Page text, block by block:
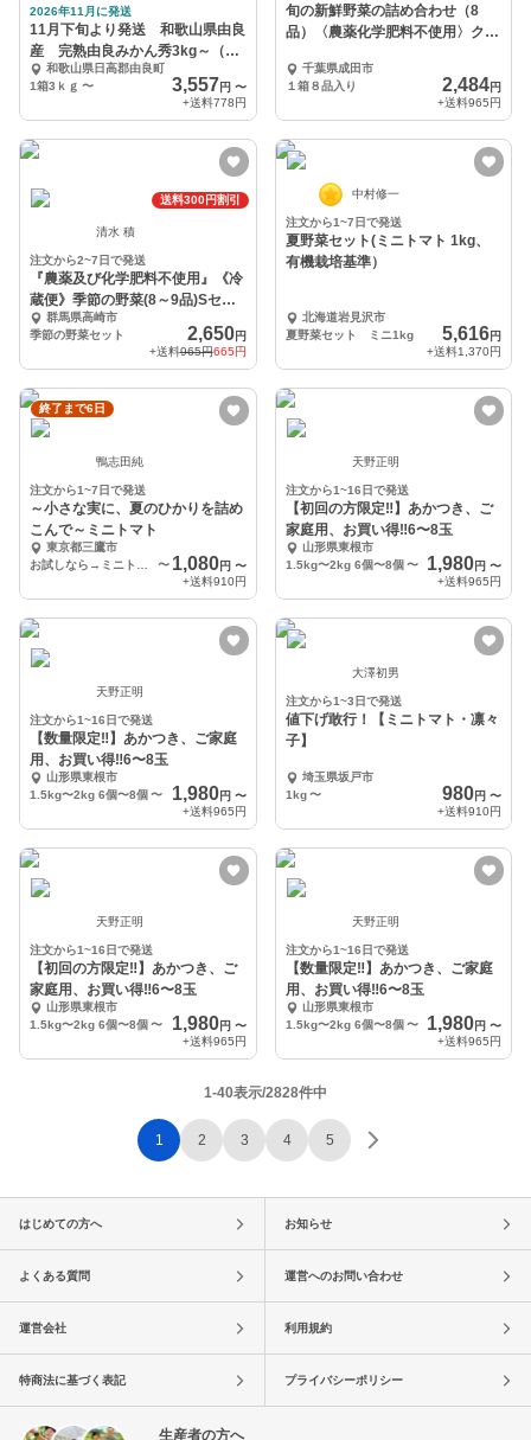
2026年11月に発送
11月下旬より発送 和歌山県由良
産 完熟由良みかん秀3kg～（L
ＭＳサイズ混）
和歌山県日高郡由良町
1箱3ｋｇ 〜 3,557 円 〜
+送料778円
旬の新鮮野菜の詰め合わせ（8
品）〈農薬化学肥料不使用〉クー
千葉県成田市
１箱８品入り
2,484円
+送料965円
送料300円割引
清水 積
注文から2~7日で発送
『農薬及び化学肥料不使用』《冷
蔵便》季節の野菜(8～9品)Sセッ
ト『群馬県産』
群馬県高崎市
季節の野菜セット
2,650円
+送料965円665円
中村修一
注文から1~7日で発送
夏野菜セット(ミニトマト 1kg、
有機栽培基準）
北海道岩見沢市
夏野菜セット ミニ1kg
5,616円
+送料1,370円
終了まで6日
鴨志田純
注文から1~7日で発送
～小さな実に、夏のひかりを詰め
こんで～ミニトマト
東京都三鷹市
〜 1,080円 〜
+送料910円
天野正明
注文から1~16日で発送
【初回の方限定‼︎】あかつき、ご
家庭用、お買い得‼︎6〜8玉
山形県東根市
1.5kg〜2kg 6個〜8個 〜 1,980円 〜
+送料965円
天野正明
注文から1~16日で発送
【数量限定‼︎】あかつき、ご家庭
用、お買い得‼︎6〜8玉
山形県東根市
1.5kg〜2kg 6個〜8個 〜 1,980円 〜
+送料965円
大澤初男
注文から1~3日で発送
値下げ敢行！【ミニトマト・凛々
子】
埼玉県坂戸市
1kg 〜 980円 〜
+送料910円
天野正明
注文から1~16日で発送
【初回の方限定‼︎】あかつき、ご
家庭用、お買い得‼︎6〜8玉
山形県東根市
1.5kg〜2kg 6個〜8個 〜 1,980円 〜
+送料965円
天野正明
注文から1~16日で発送
【数量限定‼︎】あかつき、ご家庭
用、お買い得‼︎6〜8玉
山形県東根市
1.5kg〜2kg 6個〜8個 〜 1,980円 〜
+送料965円
1-40表示/2828件中
1 2 3 4 5
はじめての方へ お知らせ
よくある質問 運営へのお問い合わせ
運営会社 利用規約
特商法に基づく表記 プライバシーポリシー
生産者の方へ